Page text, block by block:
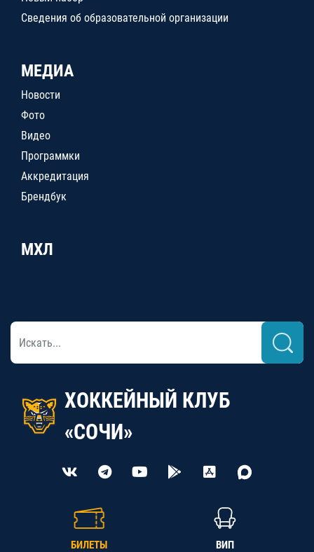
Сведения об образовательной организации
МЕДИА
Новости
Фото
Видео
Программки
Аккредитация
Брендбук
МХЛ
ХОККЕЙНЫЙ КЛУБ
«СОЧИ»
БИЛЕТЫ ВИП